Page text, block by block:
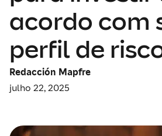
acordo com
perfil de
Redacción Mapfre
julho 22, 2025